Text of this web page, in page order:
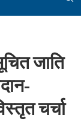
जाति
चर्चा